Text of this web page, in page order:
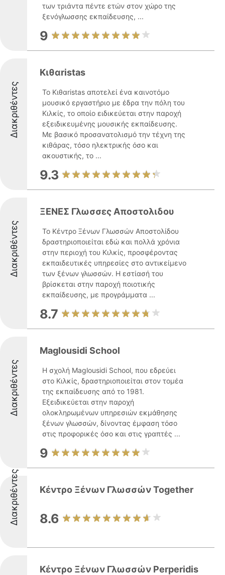
των τριάντα πέντε ετών στον χώρο της
ξενόγλωσσης εκπαίδευσης, ...
9
Διακριθέντες
Κιθαristas
Το Κιθαristas αποτελεί ένα καινοτόμο
μουσικό εργαστήριο με έδρα την πόλη του
Κιλκίς, το οποίο ειδικεύεται στην παροχή
εξειδικευμένης μουσικής εκπαίδευσης.
Με βασικό προσανατολισμό την τέχνη της
κιθάρας, τόσο ηλεκτρικής όσο και
ακουστικής, το ...
9.3
Διακριθέντες
ΞΕΝΕΣ Γλωσσες Αποστολιδου
Το Κέντρο Ξένων Γλωσσών Αποστολίδου
δραστηριοποιείται εδώ και πολλά χρόνια
στην περιοχή του Κιλκίς, προσφέροντας
εκπαιδευτικές υπηρεσίες στο αντικείμενο
των ξένων γλωσσών. Η εστίασή του
βρίσκεται στην παροχή ποιοτικής
εκπαίδευσης, με προγράμματα ...
8.7
Διακριθέντες
Maglousidi School
Η σχολή Maglousidi School, που εδρεύει
στο Κιλκίς, δραστηριοποιείται στον τομέα
της εκπαίδευσης από το 1981.
Εξειδικεύεται στην παροχή
ολοκληρωμένων υπηρεσιών εκμάθησης
ξένων γλωσσών, δίνοντας έμφαση τόσο
στις προφορικές όσο και στις γραπτές ...
9
Διακριθέντες Κέντρο Ξένων Γλωσσών Together
8.6
Κέντρο Ξένων Γλωσσών Perperidis